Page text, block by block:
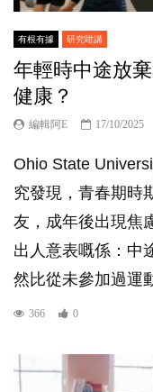
有根有據 研究咁講
年輕時中途放
健康？
編輯阿E 17/10/2025
Ohio State
究發現，青春期時
友，成年後出現焦
出人意表嘅係：中
然比從未參加過運
366 0